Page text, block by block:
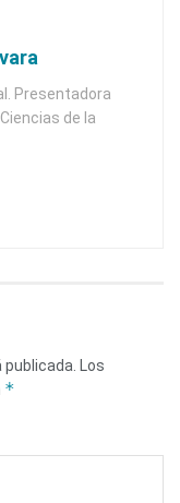
Presentadora
de la
Los
*